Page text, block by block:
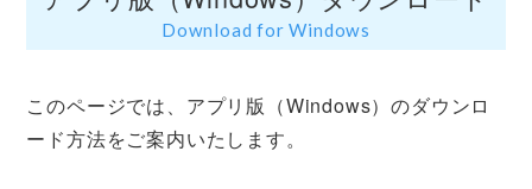
Download for Windows
このページでは、アプリ版（Windows）のダウンロ
ード方法をご案内いたします。